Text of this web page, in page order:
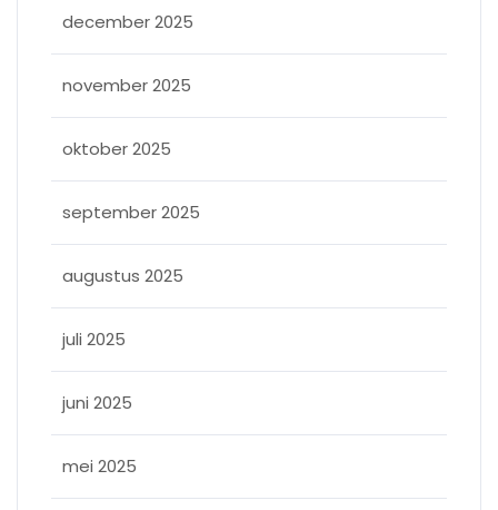
december 2025
november 2025
oktober 2025
september 2025
augustus 2025
juli 2025
juni 2025
mei 2025